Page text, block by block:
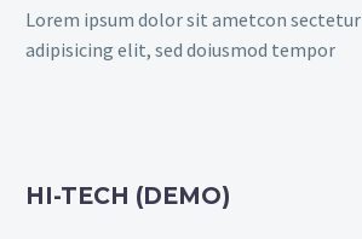
Lorem ipsum dolor sit ametcon sectetur
adipisicing elit, sed doiusmod tempor
HI-TECH (DEMO)